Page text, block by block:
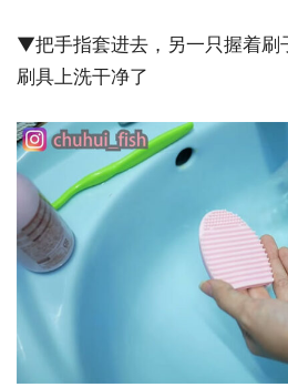
▼把手指套进去，另一只握着刷
刷具上洗干净了